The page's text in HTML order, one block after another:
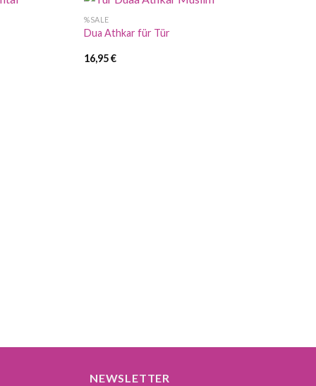
%SALE
Dua Athkar für Tür
16,95€
NEWSLETTER